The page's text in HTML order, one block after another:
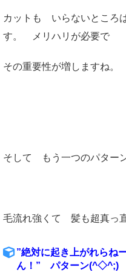
カットも いらないところ
す。 メリハリが必要で
その重要性が増しますね。
そして もう一つのパターン
毛流れ強くて 髪も超真っ直
”絶対に起き上がれら
ん！” パターン(^◇^;)